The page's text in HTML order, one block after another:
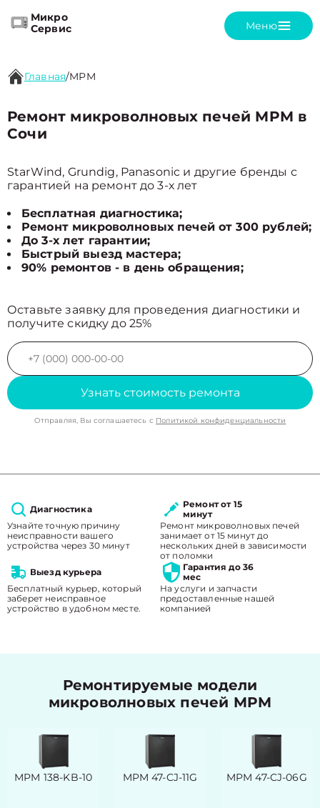
Микро
Сервис
Меню
Главная/MPM
Ремонт микроволновых печей MPM в
Сочи
StarWind, Grundig, Panasonic и другие бренды с
гарантией на ремонт до 3-х лет
Бесплатная диагностика;
Ремонт микроволновых печей от 300 рублей;
До 3-х лет гарантии;
Быстрый выезд мастера;
90% ремонтов - в день обращения;
Оставьте заявку для проведения диагностики и
получите скидку до 25%
Узнать стоимость ремонта
Отправляя, Вы соглашаетесь с Политикой конфиденциальности
Диагностика
Узнайте точную причину
неисправности вашего
устройства через 30 минут
Ремонт от 15
минут
Ремонт микроволновых печей
занимает от 15 минут до
нескольких дней в зависимости
от поломки
Выезд курьера
Бесплатный курьер, который
заберет неисправное
устройство в удобном месте.
Гарантия до 36
мес
На услуги и запчасти
предоставленные нашей
компанией
Ремонтируемые модели
микроволновых печей MPM
MPM 138-KB-10 MPM 47-CJ-11G MPM 47-CJ-06G